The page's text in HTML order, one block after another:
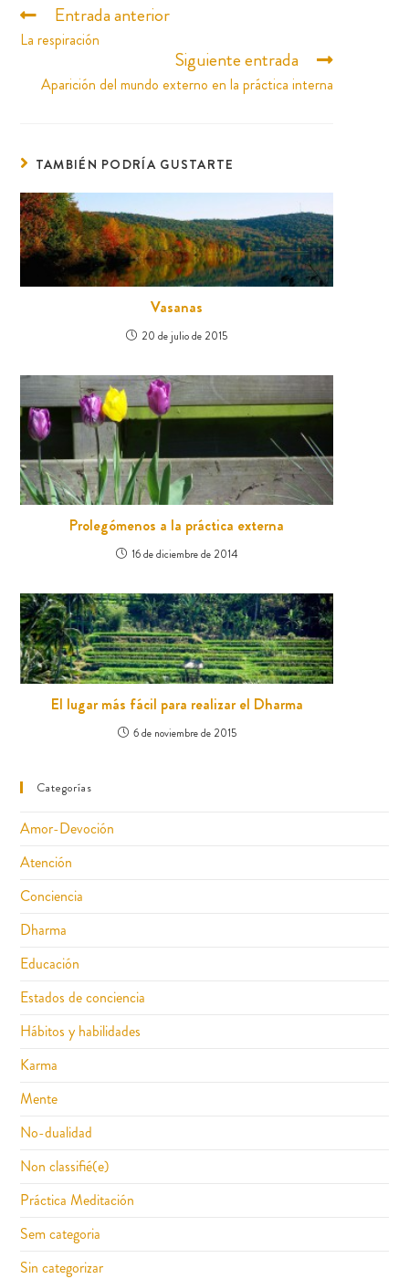
Entrada anterior
La respiración
Siguiente entrada
Aparición del mundo externo en la práctica interna
TAMBIÉN PODRÍA GUSTARTE
Vasanas
20 de julio de 2015
Prolegómenos a la práctica externa
16 de diciembre de 2014
El lugar más fácil para realizar el Dharma
6 de noviembre de 2015
Categorías
Amor-Devoción
Atención
Conciencia
Dharma
Educación
Estados de conciencia
Hábitos y habilidades
Karma
Mente
No-dualidad
Non classifié(e)
Práctica Meditación
Sem categoria
Sin categorizar